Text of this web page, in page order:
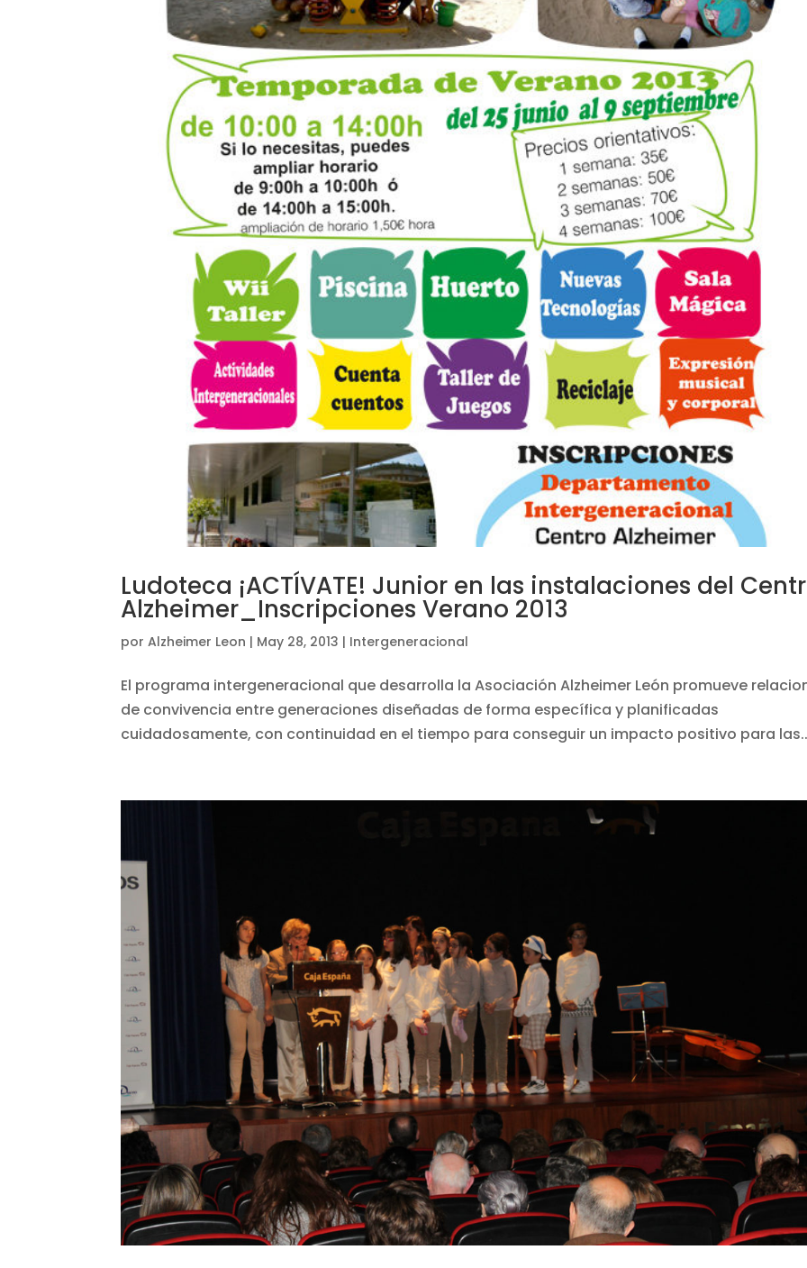
Ludoteca ¡ACTÍVATE! Junior en las instalaciones del
Alzheimer_Inscripciones Verano 2013
porAlzheimer Leon | May 28, 2013 | Intergeneracional
El programa intergeneracional que desarrolla la Asociación Alzheimer León promueve
de convivencia entre generaciones diseñadas de forma específica y planificadas
cuidadosamente, con continuidad en el tiempo para conseguir un impacto positivo para